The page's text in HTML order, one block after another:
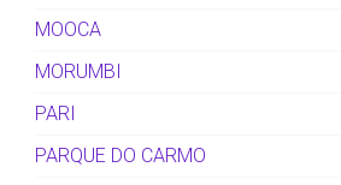
MOOCA
MORUMBI
PARI
PARQUE DO CARMO